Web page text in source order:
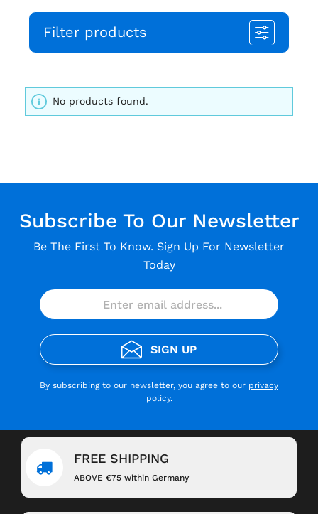
Filter products
No products found.
Subscribe To Our Newsletter
Be The First To Know. Sign Up For Newsletter
Today
SIGN UP
By subscribing to our newsletter, you agree to our privacy
policy.
FREE SHIPPING
ABOVE €75 within Germany